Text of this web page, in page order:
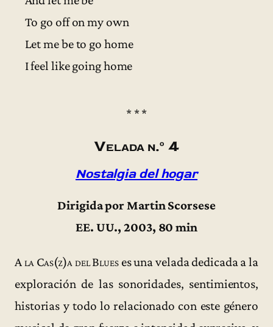
To go off on my own
Let me be to go home
I feel like going home
* * *
Velada n.º 4
Nostalgia del hogar
Dirigida por Martin Scorsese
EE. UU., 2003, 80 min
A la Cas(z)a del Blueses una velada dedicada a la
exploración de las sonoridades, sentimientos,
historias y todo lo relacionado con este género